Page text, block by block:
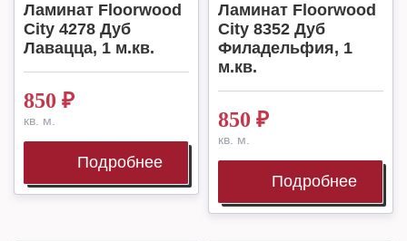
Ламинат Floorwood
City 4278 Дуб
Лавацца, 1 м.кв.
850 ₽
кв. м.
Подробнее
Ламинат Floorwood
City 8352 Дуб
Филадельфия, 1
м.кв.
850 ₽
кв. м.
Подробнее